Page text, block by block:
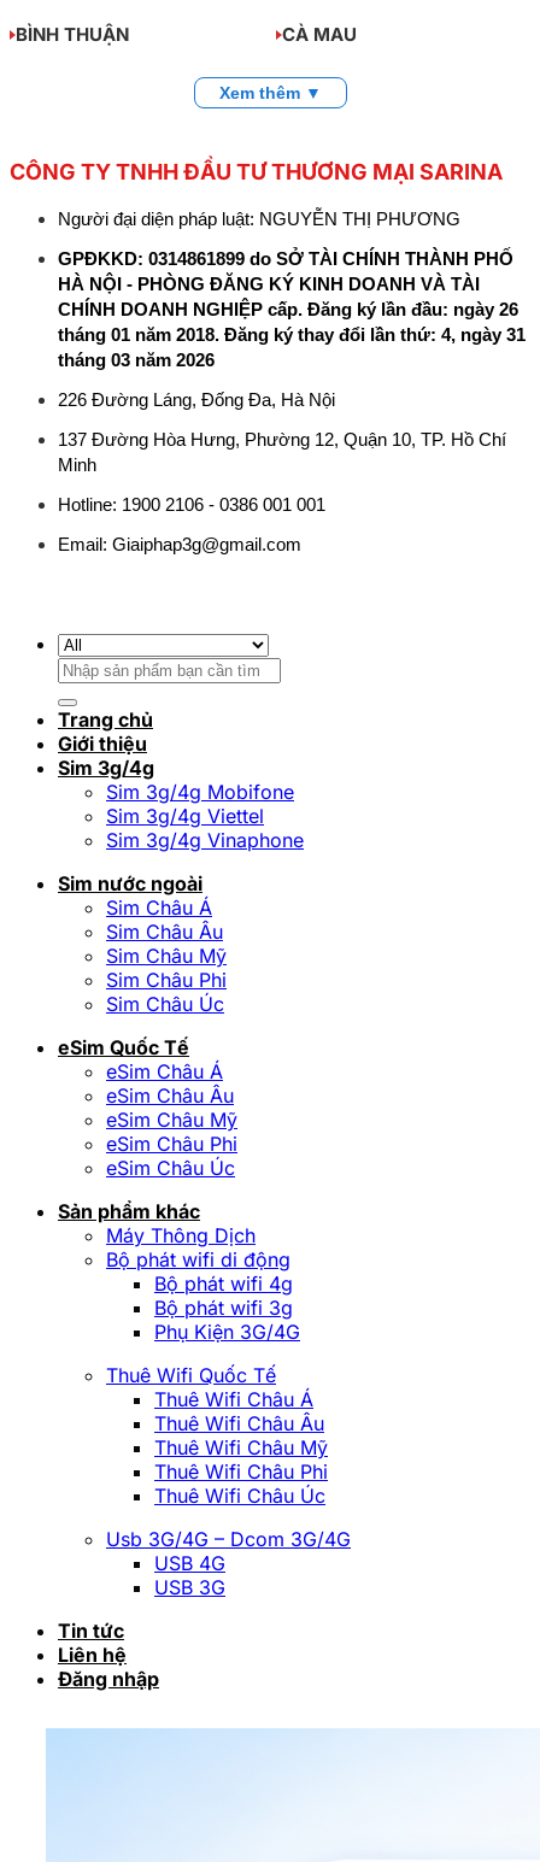
BÌNH THUẬN CÀ MAU
Xem thêm ▼
CÔNG TY TNHH ĐẦU TƯ THƯƠNG MẠI SARINA
Người đại diện pháp luật: NGUYỄN THỊ PHƯƠNG
GPĐKKD: 0314861899 do SỞ TÀI CHÍNH THÀNH PHỐ
HÀ NỘI - PHÒNG ĐĂNG KÝ KINH DOANH VÀ TÀI
CHÍNH DOANH NGHIỆP cấp. Đăng ký lần đầu: ngày 26
tháng 01 năm 2018. Đăng ký thay đổi lần thứ: 4, ngày 31
tháng 03 năm 2026
226 Đường Láng, Đống Đa, Hà Nội
137 Đường Hòa Hưng, Phường 12, Quận 10, TP. Hồ Chí
Minh
Hotline: 1900 2106 - 0386 001 001
Email: Giaiphap3g@gmail.com
Tìm
Trang chủ
Giới thiệu
Sim 3g/4g
Sim 3g/4g Mobifone
Sim 3g/4g Viettel
Sim 3g/4g Vinaphone
Sim nước ngoài
Sim Châu Á
Sim Châu Âu
Sim Châu Mỹ
Sim Châu Phi
Sim Châu Úc
eSim Quốc Tế
eSim Châu Á
eSim Châu Âu
eSim Châu Mỹ
eSim Châu Phi
eSim Châu Úc
Sản phẩm khác
Máy Thông Dịch
Bộ phát wifi di động
Bộ phát wifi 4g
Bộ phát wifi 3g
Phụ Kiện 3G/4G
Thuê Wifi Quốc Tế
Thuê Wifi Châu Á
Thuê Wifi Châu Âu
Thuê Wifi Châu Mỹ
Thuê Wifi Châu Phi
Thuê Wifi Châu Úc
Usb 3G/4G – Dcom 3G/4G
USB 4G
USB 3G
Tin tức
Liên hệ
Đăng nhập